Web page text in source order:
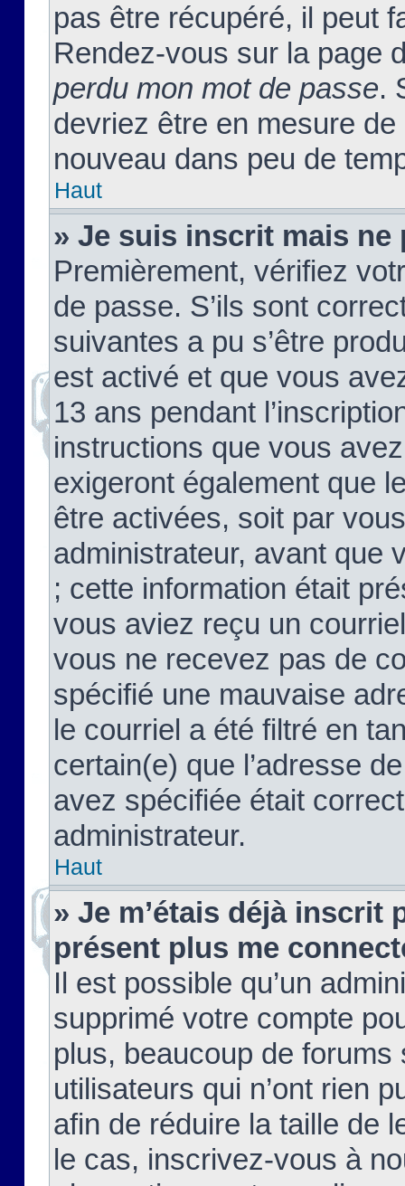
pas être récupéré, il peut
Rendez-vous sur la page
perdu mon mot de passe.
devriez être en mesure
nouveau dans peu de
Haut
» Je suis inscrit mais ne
Premièrement, vérifiez
de passe. S’ils sont
suivantes a pu s’être
est activé et que vous
13 ans pendant
instructions que vous
exigeront également que
être activées, soit par
administrateur, avant que
; cette information était
vous aviez reçu un
vous ne recevez pas de
spécifié une mauvaise
le courriel a été filtré en
certain(e) que l’adresse
avez spécifiée était
administrateur.
Haut
» Je m’étais déjà inscrit
présent plus me
Il est possible qu’un
supprimé votre compte
plus, beaucoup de
utilisateurs qui n’ont rien
afin de réduire la taille de
le cas, inscrivez-vous à